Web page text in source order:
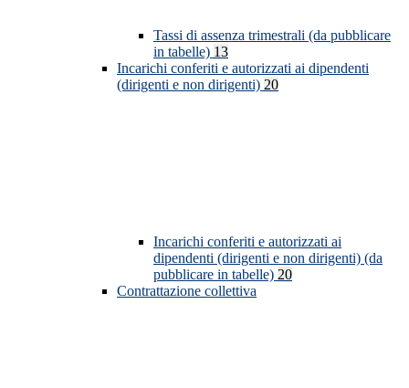
Tassi di assenza trimestrali (da pubblicare
in tabelle) 13
Incarichi conferiti e autorizzati ai dipendenti
(dirigenti e non dirigenti) 20
Incarichi conferiti e autorizzati ai
dipendenti (dirigenti e non dirigenti) (da
pubblicare in tabelle) 20
Contrattazione collettiva